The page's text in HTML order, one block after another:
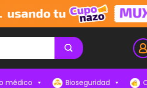
médico Bioseguridad